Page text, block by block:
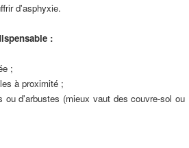
d'asphyxie.
:
;
à proximité ;
d'arbustes (mieux vaut des couvre-sol ou